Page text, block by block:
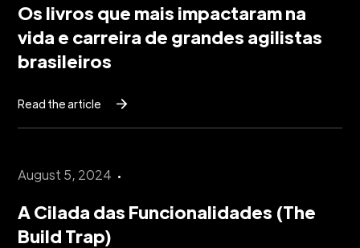
Os livros que mais impactaram na
vida e carreira de grandes agilistas
brasileiros
Read the article
August 5, 2024
A Cilada das Funcionalidades (The
Build Trap)